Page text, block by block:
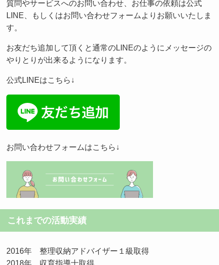
質問やサービスへのお問い合わせ、お仕事の依頼は公式
LINE、もしくはお問い合わせフォームよりお願いいたしま
す。
お友だち追加して頂くと通常のLINEのようにメッセージの
やりとりが出来るようになります。
公式LINEはこちら↓
お問い合わせフォームはこちら↓
これまでの活動実績
2016年 整理収納アドバイザー１級取得
2018年 収育指導士取得